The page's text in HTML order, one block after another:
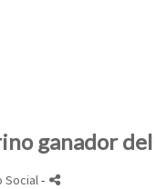
ganador
Social-